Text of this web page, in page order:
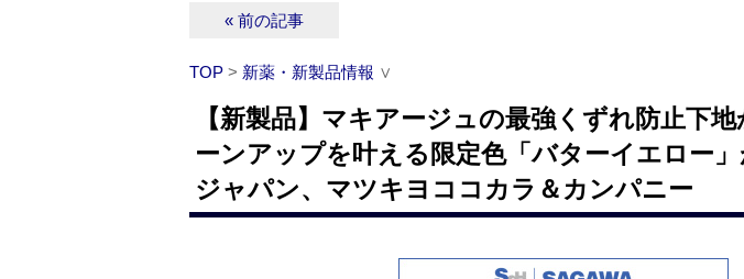
« 前の記事
TOP > 新薬・新製品情報 ∨
【新製品】マキアージュの最強くずれ防止下
ーンアップを叶える限定色「バターイエロー
ジャパン、マツキヨココカラ＆カンパニー